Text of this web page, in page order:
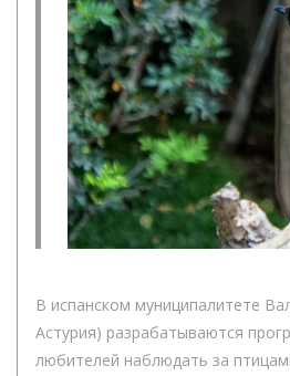
В испанском муниципалитете
Астурия) разрабатываются
любителей наблюдать за